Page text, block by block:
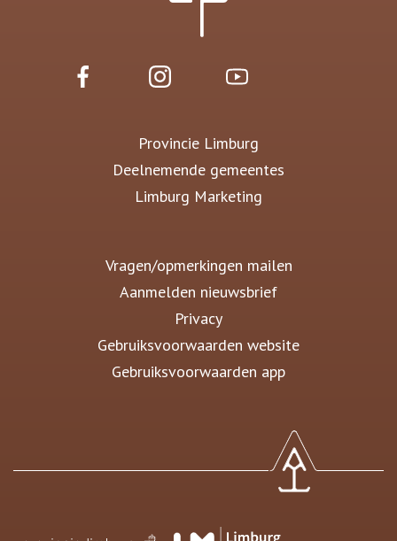
Provincie Limburg
Deelnemende gemeentes
Limburg Marketing
Vragen/opmerkingen mailen
Aanmelden nieuwsbrief
Privacy
Gebruiksvoorwaarden website
Gebruiksvoorwaarden app